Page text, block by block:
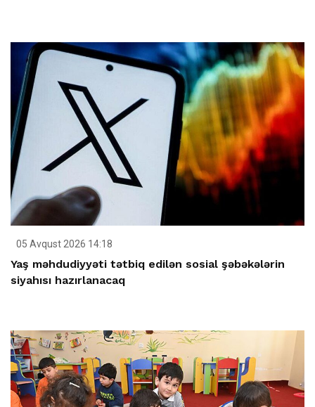
05 Avqust 2026 14:18
Yaş məhdudiyyəti tətbiq edilən sosial şəbəkələrin
siyahısı hazırlanacaq